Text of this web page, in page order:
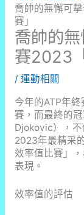
喬帥的無懈可
賽」
喬帥的
賽2023
/ 運動相關
今年的ATP年
賽，而最終的
Djokovic），
2023年最精采
效率值比賽」
表現。
效率值的評估